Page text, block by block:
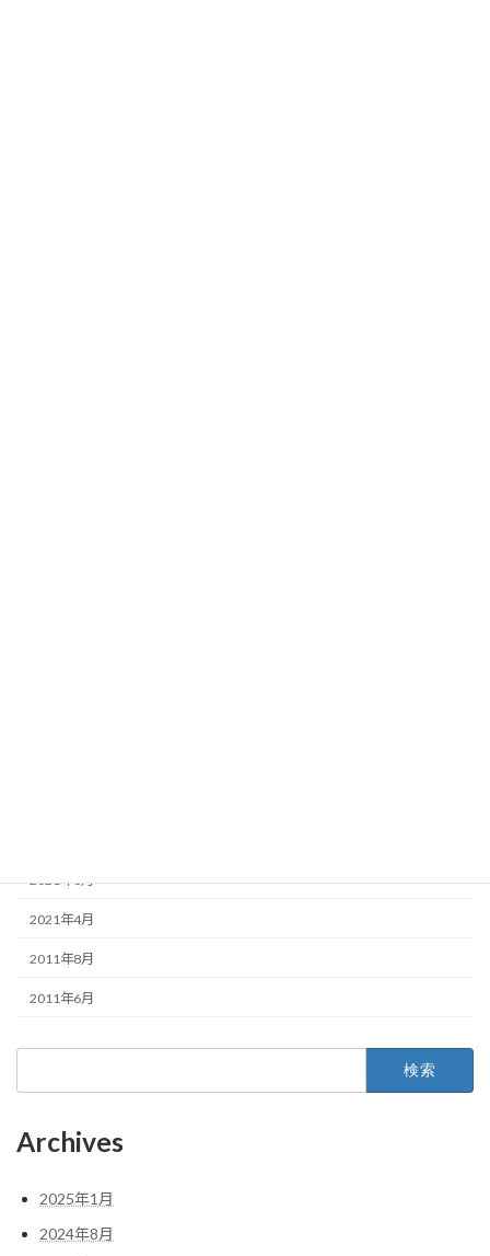
2021年6月
2021年4月
2011年8月
2011年6月
Archives
2025年1月
2024年8月